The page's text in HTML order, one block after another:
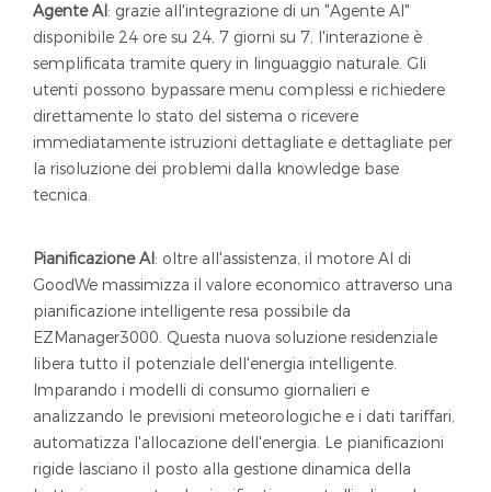
Agente AI: grazie all'integrazione di un "Agente AI"
disponibile 24 ore su 24, 7 giorni su 7, l'interazione è
semplificata tramite query in linguaggio naturale. Gli
utenti possono bypassare menu complessi e richiedere
direttamente lo stato del sistema o ricevere
immediatamente istruzioni dettagliate e dettagliate per
la risoluzione dei problemi dalla knowledge base
tecnica.
Pianificazione AI: oltre all'assistenza, il motore AI di
GoodWe massimizza il valore economico attraverso una
pianificazione intelligente resa possibile da
EZManager3000. Questa nuova soluzione residenziale
libera tutto il potenziale dell'energia intelligente.
Imparando i modelli di consumo giornalieri e
analizzando le previsioni meteorologiche e i dati tariffari,
automatizza l'allocazione dell'energia. Le pianificazioni
rigide lasciano il posto alla gestione dinamica della